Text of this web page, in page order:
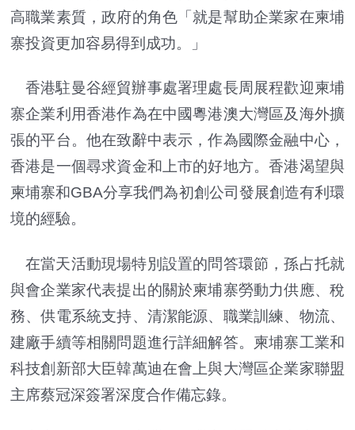
高職業素質，政府的角色「就是幫助企業家在柬埔
寨投資更加容易得到成功。
」
香港駐曼谷經貿辦事處署理處長周展程歡迎柬埔
寨企業利用香港作為在中國粵港澳大灣區及海外擴
張的平台。他在致辭中表示，作為國際金融中心，
香港是一個尋求資金和上市的好地方。香港渴望與
柬埔寨和GBA分享我們為初創公司發展創造有利環
境的經驗。
在當天活動現場特別設置的問答環節，孫占托就
與會企業家代表提出的關於柬埔寨勞動力供應、稅
務、供電系統支持、清潔能源、職業訓練、物流、
建廠手續等相關問題進行詳細解答。柬埔寨工業和
科技創新部大臣韓萬迪在會上與大灣區企業家聯盟
主席蔡冠深簽署深度合作備忘錄。